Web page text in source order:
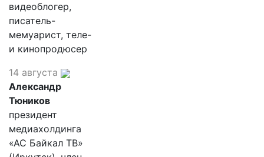
видеоблогер,
писатель-
мемуарист, теле-
и кинопродюсер
14 августа
Александр
Тюников
президент
медиахолдинга
«АС Байкал ТВ»